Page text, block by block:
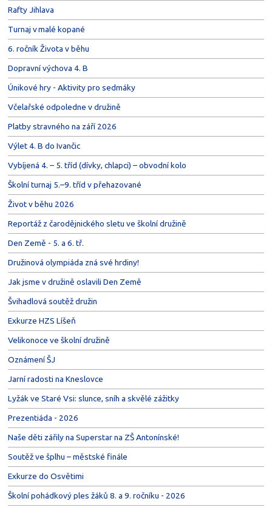
Rafty Jihlava
Turnaj v malé kopané
6. ročník Života v běhu
Dopravní výchova 4. B
Únikové hry - Aktivity pro sedmáky
Včelařské odpoledne v družině
Platby stravného na září 2026
Výlet 4. B do Ivančic
Vybíjená 4. – 5. tříd (dívky, chlapci) – obvodní kolo
Školní turnaj 5.–9. tříd v přehazované
Život v běhu 2026
Reportáž z čarodějnického sletu ve školní družině
Den Země - 5. a 6. tř.
Družinová olympiáda zná své hrdiny!
Jak jsme v družině oslavili Den Země
Švihadlová soutěž družin
Exkurze HZS Líšeň
Velikonoce ve školní družině
Oznámení ŠJ
Jarní radosti na Kneslovce
Lyžák ve Staré Vsi: slunce, sníh a skvělé zážitky
Prezentiáda - 2026
Naše děti zářily na Superstar na ZŠ Antonínské!
Soutěž ve šplhu – městské finále
Exkurze do Osvětimi
Školní pohádkový ples žáků 8. a 9. ročníku - 2026